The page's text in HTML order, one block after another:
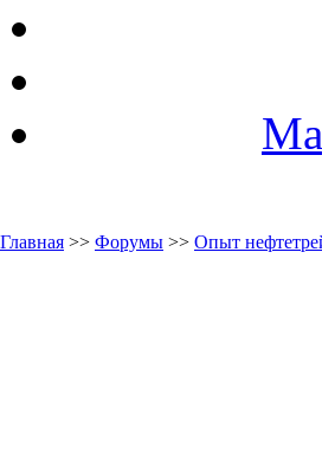
Главная >> Форумы >> Опыт